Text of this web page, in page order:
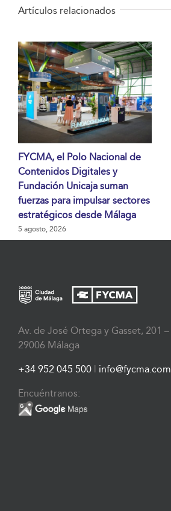
Artículos relacionados
FYCMA, el Polo Nacional de
Contenidos Digitales y
Fundación Unicaja suman
fuerzas para impulsar sectores
estratégicos desde Málaga
5 agosto, 2026
Av. de José Ortega y Gasset, 201 –
29006 Málaga
+34 952 045 500 | info@fycma.com
Encuéntranos: